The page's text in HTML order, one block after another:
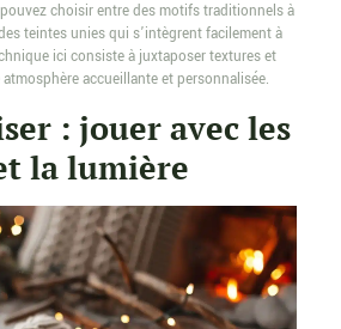
choisir entre des motifs traditionnels à
teintes unies qui s’intègrent facilement à
ici consiste à juxtaposer textures et
accueillante et personnalisée.
: jouer avec les
la lumière